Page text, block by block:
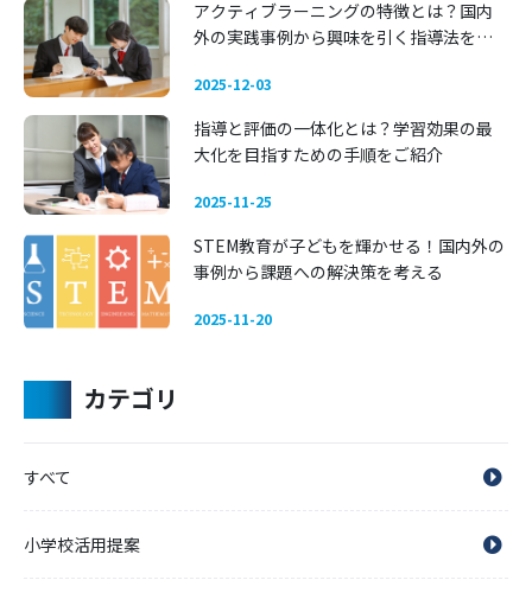
アクティブラーニングの特徴とは？国内
外の実践事例から興味を引く指導法を考
2025-12-03
指導と評価の一体化とは？学習効果の最
大化を目指すための手順をご紹介
2025-11-25
STEM教育が子どもを輝かせる！国内外の
事例から課題への解決策を考える
2025-11-20
カテゴリ
すべて
小学校活用提案